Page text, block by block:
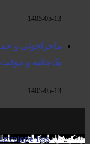
1405-05-13
ماجراجوئی و
یک‌جانبه و موقت
1405-05-13
صفحە فیسبوک! ​
رفیق فواد مصطفی
شبکە های اجتماعی
Rss